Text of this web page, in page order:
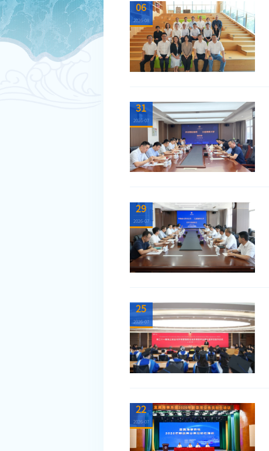
06
2026-08
31
2026-07
29
2026-07
25
2026-07
22
2026-07